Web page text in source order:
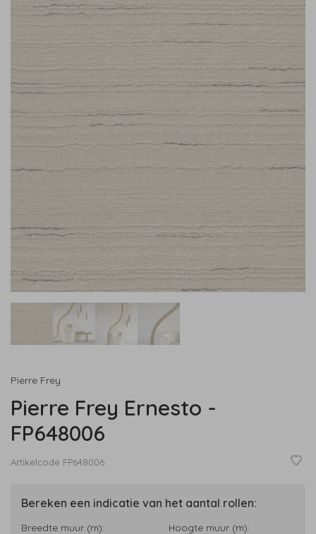
Pierre Frey
Pierre Frey Ernesto -
FP648006
Artikelcode FP648006
Bereken een indicatie van het aantal rollen:
Breedte muur (m): Hoogte muur (m):